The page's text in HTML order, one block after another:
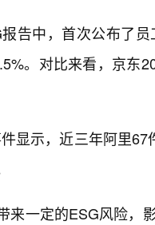
告中，首次公布了
。对比来看，京东
显示，近三年阿里
来一定的ESG风险，